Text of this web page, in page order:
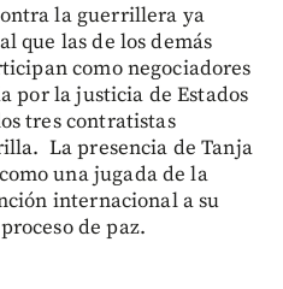
la guerrillera ya
que las de los demás
como negociadores
por la justicia de Estados
tres contratistas
La presencia de Tanja
una jugada de la
internacional a su
de paz.